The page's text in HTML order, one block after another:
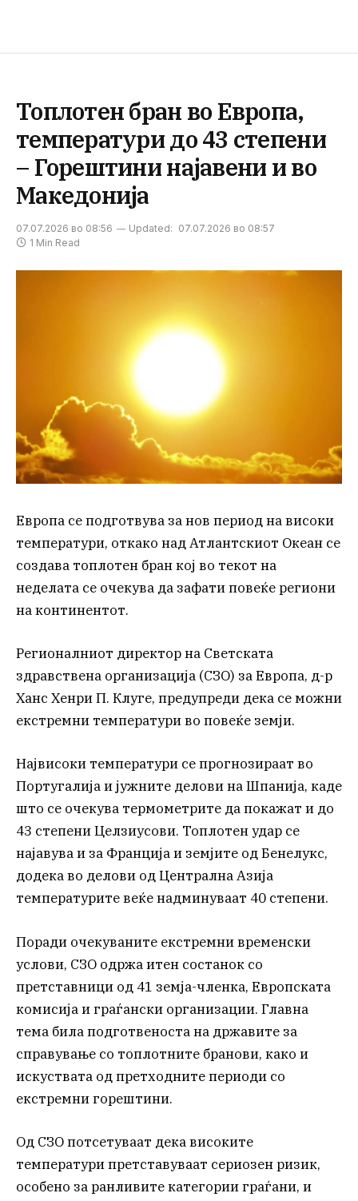
Топлотен бран во Европа,
температури до 43 степени
– Горештини најавени и во
Македонија
07.07.2026 во 08:56 Updated: 07.07.2026 во 08:57
1 Min Read
Европа се подготвува за нов период на високи
температури, откако над Атлантскиот Океан се
создава топлотен бран кој во текот на
неделата се очекува да зафати повеќе региони
на континентот.
Регионалниот директор на Светската
здравствена организација (СЗО) за Европа, д-р
Ханс Хенри П. Клуге, предупреди дека се можни
екстремни температури во повеќе земји.
Највисоки температури се прогнозираат во
Португалија и јужните делови на Шпанија, каде
што се очекува термометрите да покажат и до
43 степени Целзиусови. Топлотен удар се
најавува и за Франција и земјите од Бенелукс,
додека во делови од Централна Азија
температурите веќе надминуваат 40 степени.
Поради очекуваните екстремни временски
услови, СЗО одржа итен состанок со
претставници од 41 земја-членка, Европската
комисија и граѓански организации. Главна
тема била подготвеноста на државите за
справување со топлотните бранови, како и
искуствата од претходните периоди со
екстремни горештини.
Од СЗО потсетуваат дека високите
температури претставуваат сериозен ризик,
особено за ранливите категории граѓани, и